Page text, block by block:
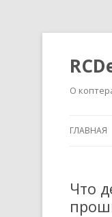
О
ГЛАВНАЯ
Что